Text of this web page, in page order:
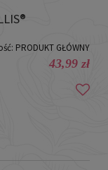
PRODUKT GŁÓWNY
43,99 zł